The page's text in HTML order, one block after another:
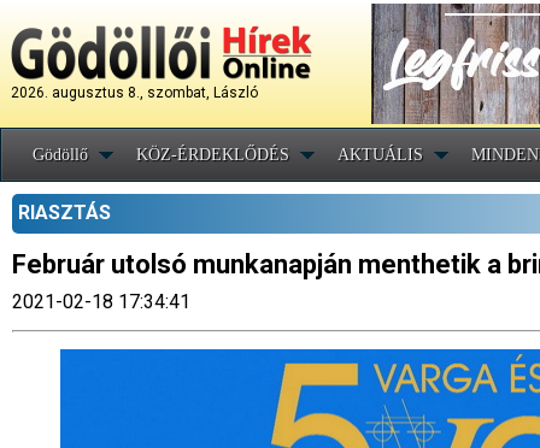
2026. augusztus 8., szombat, László
Gödöllő KÖZ-ÉRDEKLŐDÉS AKTUÁLIS
RIASZTÁS
Február utolsó munkanapján menthetik a
2021-02-18 17:34:41